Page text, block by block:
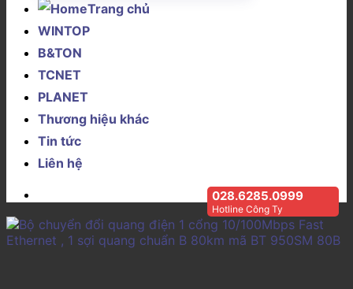
Trang chủ
WINTOP
B&TON
TCNET
PLANET
Thương hiệu khác
Tin tức
Liên hệ
028.6285.0999
Hotline Công Ty